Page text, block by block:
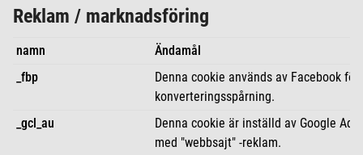
Reklam / marknadsföring
namn
Ändamål
_fbp
Denna cookie används av Facebook
konverteringsspårning.
_gcl_au
Denna cookie är inställd av Google
med "webbsajt" -reklam.